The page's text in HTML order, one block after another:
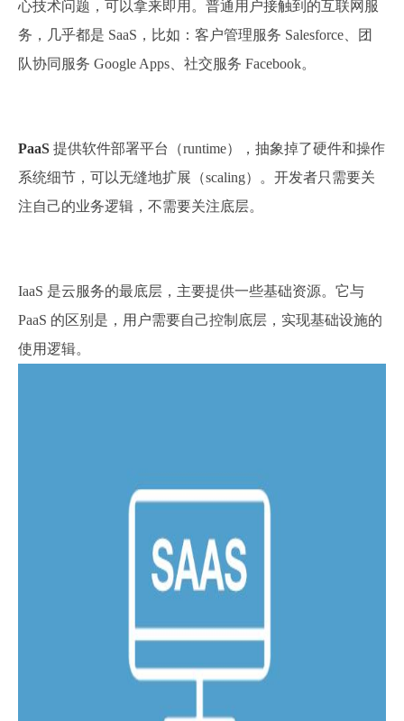
心技术问题，可以拿来即用。普通用户接触到的互联网服
务，几乎都是 SaaS，比如：客户管理服务 Salesforce、团
队协同服务 Google Apps、社交服务 Facebook。
PaaS 提供软件部署平台（runtime），抽象掉了硬件和操作
系统细节，可以无缝地扩展（scaling）。开发者只需要关
注自己的业务逻辑，不需要关注底层。
IaaS 是云服务的最底层，主要提供一些基础资源。它与
PaaS 的区别是，用户需要自己控制底层，实现基础设施的
使用逻辑。